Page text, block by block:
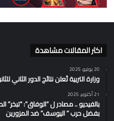
اكثر المقالات مشاهدة
20 يوليو، 2025
وزارة التربية تُعلن نتائج الدور
21 أكتوبر، 2025
بالفيديو .. مصادر ل “الوفاق”: “تبخر”
بفضل حرب ” اليوسف” ضد المزورين